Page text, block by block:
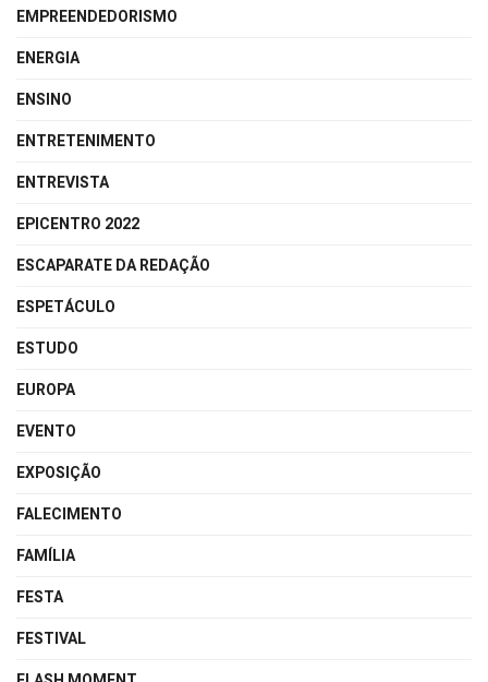
EMPREENDEDORISMO
ENERGIA
ENSINO
ENTRETENIMENTO
ENTREVISTA
EPICENTRO 2022
ESCAPARATE DA REDAÇÃO
ESPETÁCULO
ESTUDO
EUROPA
EVENTO
EXPOSIÇÃO
FALECIMENTO
FAMÍLIA
FESTA
FESTIVAL